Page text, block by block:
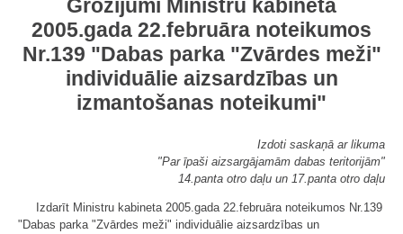
Grozījumi Ministru kabineta
2005.gada 22.februāra noteikumos
Nr.139 "Dabas parka "Zvārdes meži"
individuālie aizsardzības un
izmantošanas noteikumi"
Izdoti saskaņā ar likuma
"Par īpaši aizsargājamām dabas teritorijām"
14.panta otro daļu un 17.panta otro daļu
Izdarīt Ministru kabineta 2005.gada 22.februāra noteikumos Nr.139
"Dabas parka "Zvārdes meži" individuālie aizsardzības un